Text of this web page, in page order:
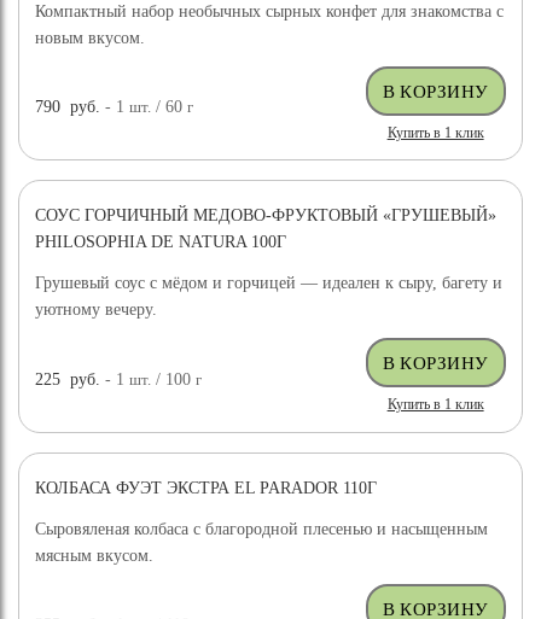
Компактный набор необычных сырных конфет для знакомства с
новым вкусом.
790 руб. - 1шт. / 60г
Купить в 1 клик
СОУС ГОРЧИЧНЫЙ МЕДОВО-ФРУКТОВЫЙ «ГРУШЕВЫЙ»
PHILOSOPHIA DE NATURA 100Г
Грушевый соус с мёдом и горчицей — идеален к сыру, багету и
уютному вечеру.
225 руб. - 1шт. / 100г
Купить в 1 клик
КОЛБАСА ФУЭТ ЭКСТРА EL PARADOR 110Г
Сыровяленая колбаса с благородной плесенью и насыщенным
мясным вкусом.